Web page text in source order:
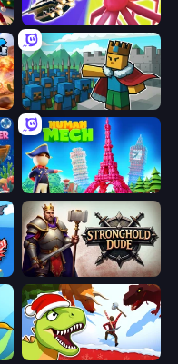
Merge Pirates Caribbean Battle
Cube Commander
Human Mech
Stronghold Dude
Dino Survival: 3D Simulator